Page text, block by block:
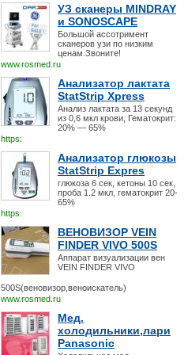
УЗ сканеры MINDRAY
и SONOSCAPE
Большой ассотримент
сканеров узи по низким
ценам.Звоните!
www.rosmed.ru
Анализатор лактата
StatStrip Xpress
Анализ лактата за 13 секунд
из 0,6 мкл крови, Гематокрит:
20% — 65%
https:
Анализатор глюкозы
StatStrip Expres
глюкоза 6 сек, кетоны 10 сек,
проба 1.2 мкл, гематокрит 20-
65%
https:
ВЕНОВИЗОР VEIN
FINDER VIVO 500S
Аппарат визуализации вен
VEIN FINDER VIVO
500S(веновизор,веноискатель)
www.rosmed.ru
Мед.
холодильники,лари
Panasonic